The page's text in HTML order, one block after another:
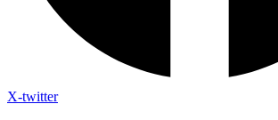
X-twitter